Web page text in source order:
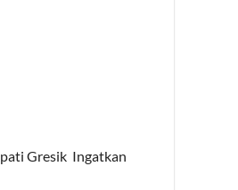
Gresik Ingatkan